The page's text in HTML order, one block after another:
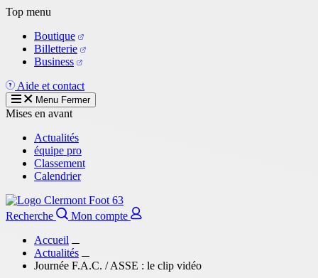
Aller
contenu
principal
Top menu
Boutique
Billetterie
Business
Aide et contact
Menu Fermer
Mises en avant
Actualités
équipe pro
Classement
Calendrier
Recherche
Mon compte
Accueil
Actualités
Journée F.A.C. / ASSE : le clip vidéo